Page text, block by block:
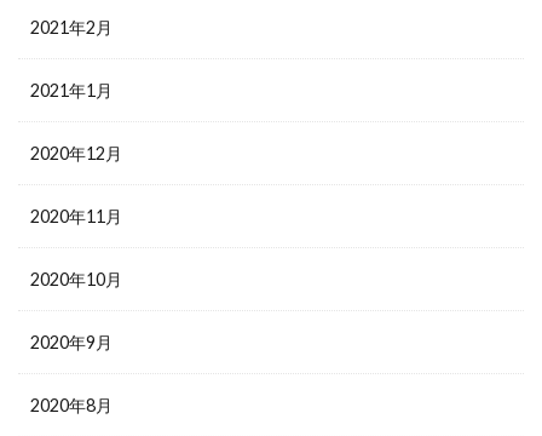
2021年2月
2021年1月
2020年12月
2020年11月
2020年10月
2020年9月
2020年8月